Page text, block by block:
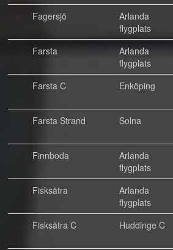
Fagersjö
Arlanda
flygplats
Farsta
Arlanda
flygplats
Farsta C
Enköping
Farsta Strand
Solna
Finnboda
Arlanda
flygplats
Fisksätra
Arlanda
flygplats
Fisksätra C
Huddinge C